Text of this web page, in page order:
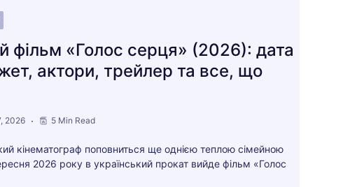
фільм «Голос серця» (2026): дата
актори, трейлер та все, що
2026 5 Min Read
кінематограф поповниться ще однією теплою сімейною
2026 року в український прокат вийде фільм «Голос